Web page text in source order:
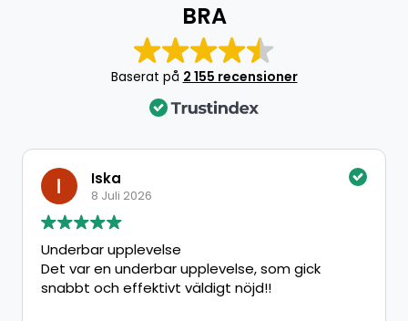
BRA
Baserat på 2 155 recensioner
Iska
8 Juli 2026
Underbar upplevelse
Det var en underbar upplevelse, som gick
snabbt och effektivt väldigt nöjd!!